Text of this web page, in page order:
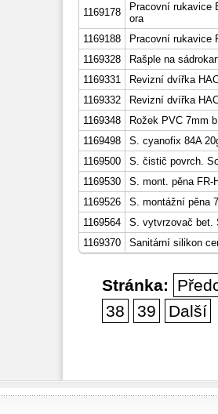
1169178
Pracovní rukavice
ora
1169188
Pracovní rukavice
1169328
Rašple na
1169331
Revizní dvířka
1169332
Revizní dvířka
1169348
Rožek PVC 7mm
1169498
S. cyanofix 84A
1169500
S. čistič povrch.
1169530
S. mont. pěna FR-
1169526
S. montážní pěna
1169564
S. vytvrzovač bet.
1169370
Sanitární silikon
Stránka:
38
39 Další